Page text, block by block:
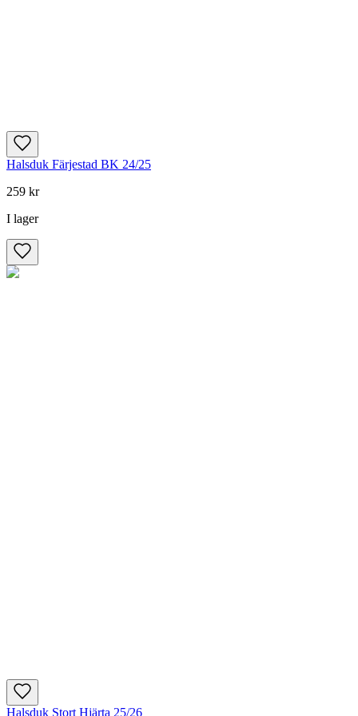
Halsduk Färjestad BK 24/25
259 kr
I lager
Halsduk Stort Hjärta 25/26